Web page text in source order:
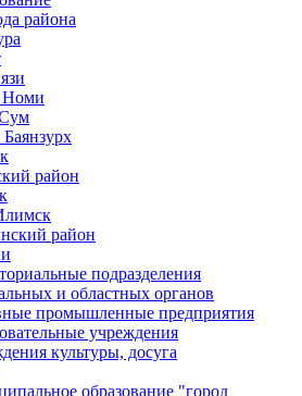
района
Номи
район
район
подразделения
и областных органов
промышленные предприятия
учреждения
культуры, досуга
образование "город